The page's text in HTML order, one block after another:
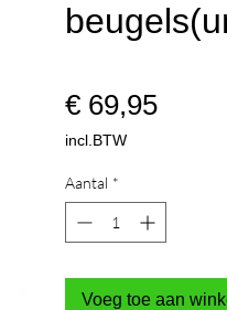
€ 69,95Prijs
incl.BTW
Aantal *
Voeg toe aan